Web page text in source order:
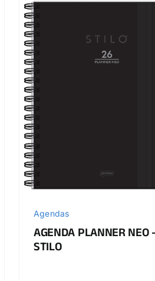
Agendas
AGENDA PLANNER NEO
STILO